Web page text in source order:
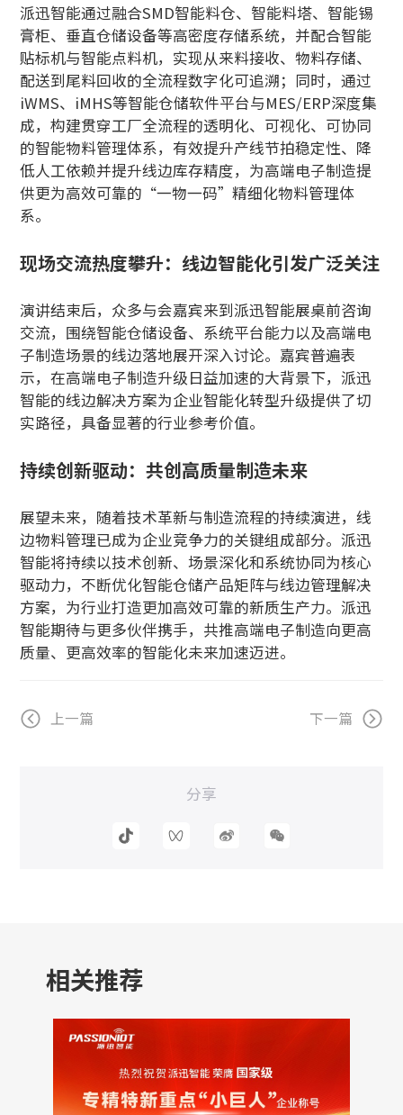
派迅智能通过融合SMD智能料仓、智能料塔、智能锡
膏柜、垂直仓储设备等高密度存储系统，并配合智能
贴标机与智能点料机，实现从来料接收、物料存储、
配送到尾料回收的全流程数字化可追溯；同时，通过
iWMS、iMHS等智能仓储软件平台与MES/ERP深度集
成，构建贯穿工厂全流程的透明化、可视化、可协同
的智能物料管理体系，有效提升产线节拍稳定性、降
低人工依赖并提升线边库存精度，为高端电子制造提
供更为高效可靠的“一物一码”精细化物料管理体
系。
现场交流热度攀升：线边智能化引发广泛关注
演讲结束后，众多与会嘉宾来到派迅智能展桌前咨询
交流，围绕智能仓储设备、系统平台能力以及高端电
子制造场景的线边落地展开深入讨论。嘉宾普遍表
示，在高端电子制造升级日益加速的大背景下，派迅
智能的线边解决方案为企业智能化转型升级提供了切
实路径，具备显著的行业参考价值。
持续创新驱动：共创高质量制造未来
展望未来，随着技术革新与制造流程的持续演进，线
边物料管理已成为企业竞争力的关键组成部分。派迅
智能将持续以技术创新、场景深化和系统协同为核心
驱动力，不断优化智能仓储产品矩阵与线边管理解决
方案，为行业打造更加高效可靠的新质生产力。派迅
智能期待与更多伙伴携手，共推高端电子制造向更高
质量、更高效率的智能化未来加速迈进。
上一篇 下一篇
分享
相关推荐